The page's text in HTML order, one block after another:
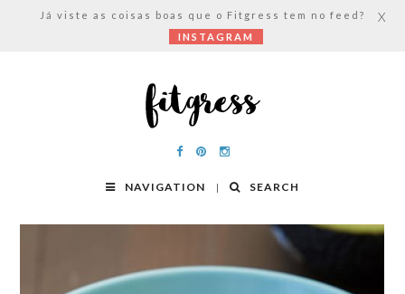
NAVIGATION SEARCH
Já viste as coisas boas que o Fitgress tem no feed?
INSTAGRAM
X